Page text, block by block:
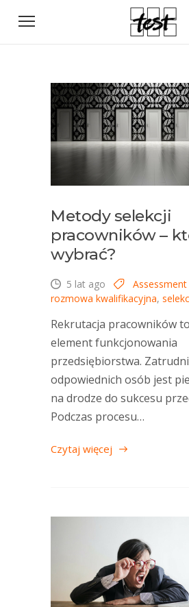
Metody selekcji
pracowników –
wybrać?
5 lat ago
rozmowa kwalifikacyjna,
Rekrutacja pracowników
element funkcjonowania
przedsiębiorstwa.
odpowiednich osób jest
na drodze do sukcesu
Podczas procesu…
Czytaj więcej